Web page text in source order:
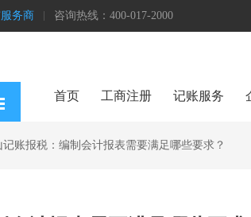
务商 咨询热线：400-017-2000
首页 工商注册 记账服务
记账报税：编制会计报表需要满足哪些要求？